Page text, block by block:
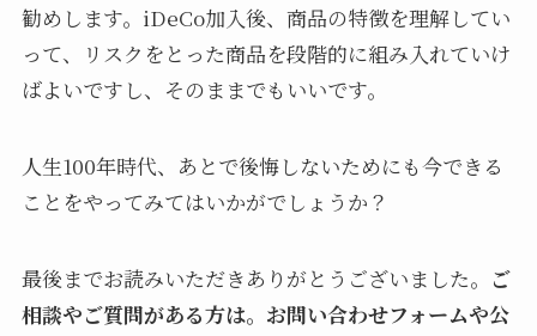
勧めします。iDeCo加入後、商品の特徴を理解してい
って、リスクをとった商品を段階的に組み入れていけ
ばよいですし、そのままでもいいです。
人生100年時代、あとで後悔しないためにも今できる
ことをやってみてはいかがでしょうか？
最後までお読みいただきありがとうございました。 ご
相談やご質問がある方は。お問い合わせフォームや公